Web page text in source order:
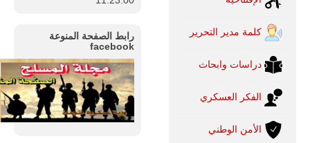
كلمة مدير التحرير
دراسات وابحاث
الفكر العسكري
الأمن الوطني
رابط الصفحة المنوعة
facebook